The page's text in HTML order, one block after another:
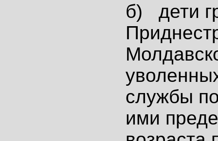
б) дети
службы
ими